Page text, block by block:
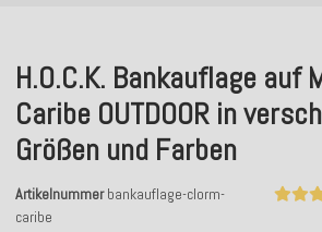
H.O.C.K. Bankauflage auf
Caribe OUTDOOR in
Größen und Farben
Artikelnummer bankauflage-clorm-
caribe